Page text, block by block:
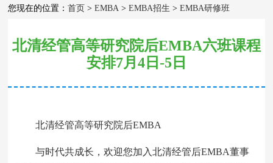
EMBA研修班
您现在的位置：首页 >EMBA >EMBA招生 >EMBA研修班
北清经管高等研究院后EMBA六班课程
安排7月4日-5日
北清经管高等研究院后EMBA
与时代共成长，欢迎您加入北清经管后EMBA董事